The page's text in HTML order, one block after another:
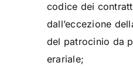
codice dei
dall’eccezione
del patrocinio da
erariale;